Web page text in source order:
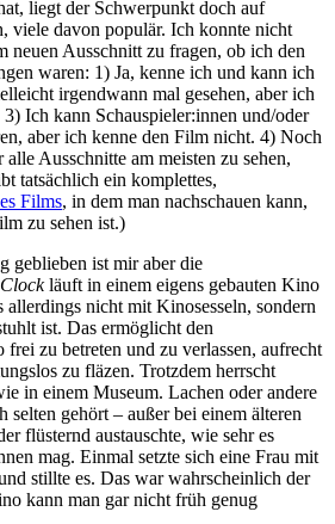
liegt der Schwerpunkt doch auf
viele davon populär. Ich konnte nicht
neuen Ausschnitt zu fragen, ob ich den
waren: 1) Ja, kenne ich und kann ich
irgendwann mal gesehen, aber ich
Ich kann Schauspieler:innen und/oder
aber ich kenne den Film nicht. 4) Noch
Ausschnitte am meisten zu sehen,
tatsächlich ein komplettes,
Films, in dem man nachschauen kann,
zu sehen ist.)
geblieben ist mir aber die
läuft in einem eigens gebauten Kino
nicht mit Kinosesseln, sondern
ist. Das ermöglicht den
zu betreten und zu verlassen, aufrecht
zu fläzen. Trotzdem herrscht
in einem Museum. Lachen oder andere
selten gehört – außer bei einem älteren
flüsternd austauschte, wie sehr es
mag. Einmal setzte sich eine Frau mit
stillte es. Das war wahrscheinlich der
kann man gar nicht früh genug